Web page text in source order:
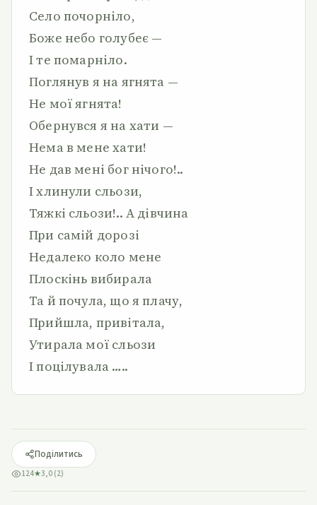
Село почорніло,
Боже небо голубеє —
І те помарніло.
Поглянув я на ягнята —
Не мої ягнята!
Обернувся я на хати —
Нема в мене хати!
Не дав мені бог нічого!..
І хлинули сльози,
Тяжкі сльози!.. А дівчина
При самій дорозі
Недалеко коло мене
Плоскінь вибирала
Та й почула, що я плачу,
Прийшла, привітала,
Утирала мої сльози
І поцілувала …..
Поділитись
124★3,0 (2)